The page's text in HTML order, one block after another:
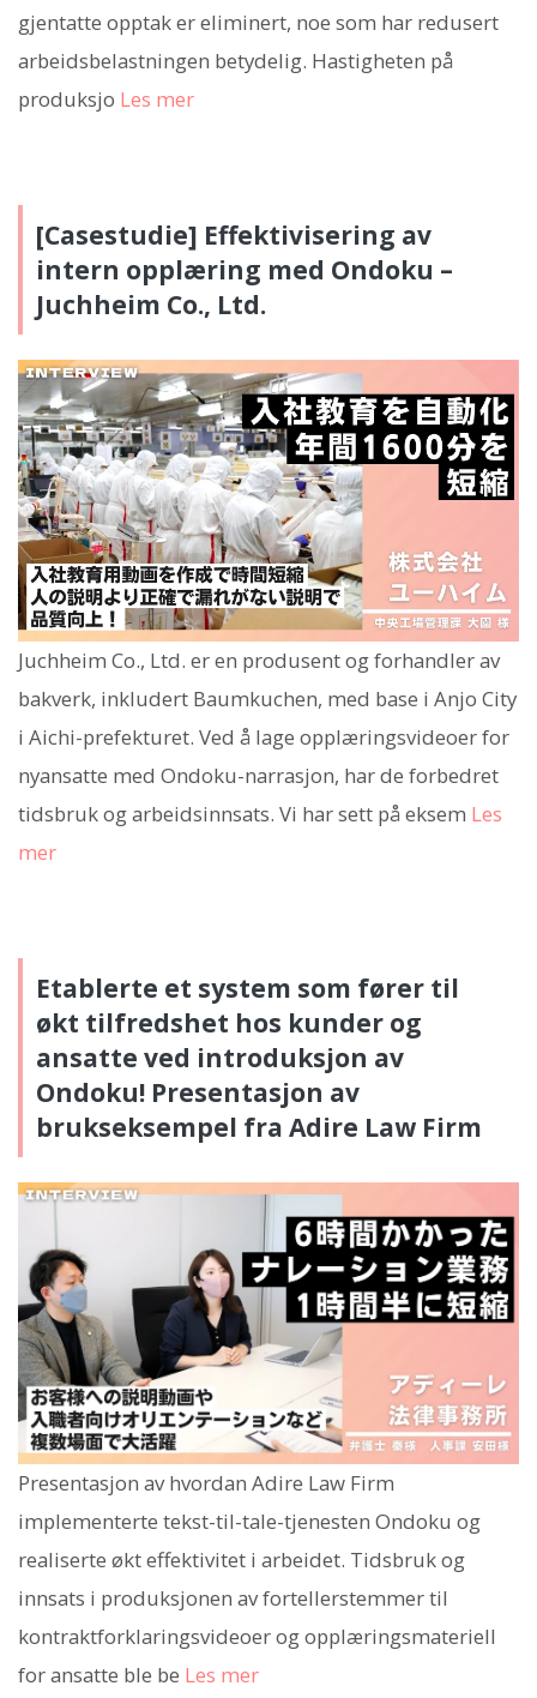
gjentatte opptak er eliminert, noe som har redusert
arbeidsbelastningen betydelig. Hastigheten på
produksjo Les mer
[Casestudie] Effektivisering av
intern opplæring med Ondoku –
Juchheim Co., Ltd.
Juchheim Co., Ltd. er en produsent og forhandler av
bakverk, inkludert Baumkuchen, med base i Anjo City
i Aichi-prefekturet. Ved å lage opplæringsvideoer for
nyansatte med Ondoku-narrasjon, har de forbedret
tidsbruk og arbeidsinnsats. Vi har sett på eksem Les
mer
Etablerte et system som fører til
økt tilfredshet hos kunder og
ansatte ved introduksjon av
Ondoku! Presentasjon av
brukseksempel fra Adire Law Firm
Presentasjon av hvordan Adire Law Firm
implementerte tekst-til-tale-tjenesten Ondoku og
realiserte økt effektivitet i arbeidet. Tidsbruk og
innsats i produksjonen av fortellerstemmer til
kontraktforklaringsvideoer og opplæringsmateriell
for ansatte ble be Les mer